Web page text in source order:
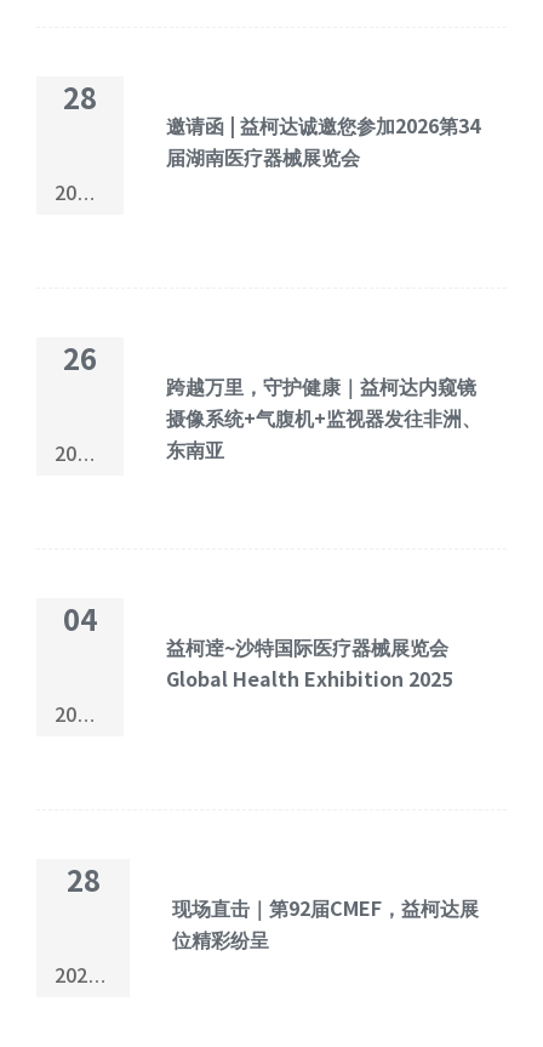
28
2026-
邀请函 | 益柯达诚邀您参加2026第34
届湖南医疗器械展览会
26
2026-
跨越万里，守护健康｜益柯达内窥镜
摄像系统+气腹机+监视器发往非洲、
东南亚
04
2025-
益柯逹~沙特国际医疗器械展览会
Global Health Exhibition 2025
28
2025-
现场直击｜第92届CMEF，益柯达展
位精彩纷呈